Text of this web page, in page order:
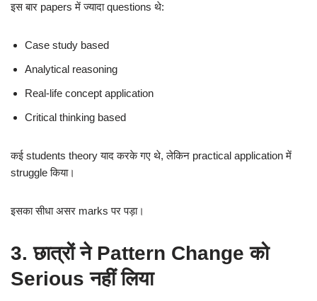
इस बार papers में ज्यादा questions थे:
Case study based
Analytical reasoning
Real-life concept application
Critical thinking based
कई students theory याद करके गए थे, लेकिन practical application में
struggle किया।
इसका सीधा असर marks पर पड़ा।
3. छात्रों ने Pattern Change को
Serious नहीं लिया